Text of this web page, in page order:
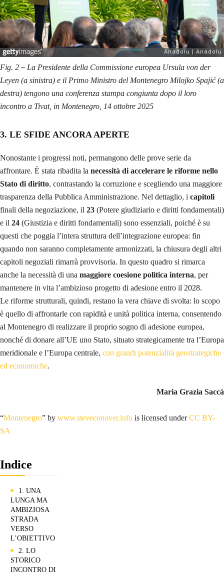
Fig. 2– La Presidente della Commissione europea Ursula von der
Leyen (a sinistra) e il Primo Ministro del Montenegro Milojko Spajić (a
destra) tengono una conferenza stampa congiunta dopo il loro
incontro a Tivat, in Montenegro, 14 ottobre 2025
3. LE SFIDE ANCORA APERTE
Nonostante i progressi noti, permangono delle prove serie da
affrontare. È stata ribadita la necessità di accelerare le riforme nello
Stato di diritto, contrastando la corruzione e scegliendo una maggiore
trasparenza della Pubblica Amministrazione. Nel dettaglio, i capitoli
finali della negoziazione, il 23 (Potere giudiziario e diritti fondamentali)
e il 24 (Giustizia e diritti fondamentali) sono essenziali, poiché è su
questi che poggia l’intera struttura dell’integrazione europea: fin
quando non saranno completamente armonizzati, la chiusura degli altri
capitoli negoziali rimarrà provvisoria. In questo quadro si rimarca
anche la necessità di una maggiore coesione politica interna, per
mantenere in vita l’ambizioso progetto di adesione entro il 2028.
Le riforme strutturali, quindi, restano la vera chiave di svolta: lo scopo
è quello di affrontarle con rapidità e unità politica interna, consentendo
al Montenegro di realizzare il proprio sogno di adesione europea,
nonché di donare all’UE uno Stato, situato strategicamente tra l’Europa
meridionale e l’Europa centrale, con grandi potenzialità geostrategiche
ed economiche.
Maria Grazia Saccà
“Montenegro” by www.steveconover.info is licensed underCC BY-
SA
Indice
1. UNA
LUNGA MA
AMBIZIOSA
STRADA
VERSO
L’OBIETTIVO
2. LO
STORICO
INCONTRO DI